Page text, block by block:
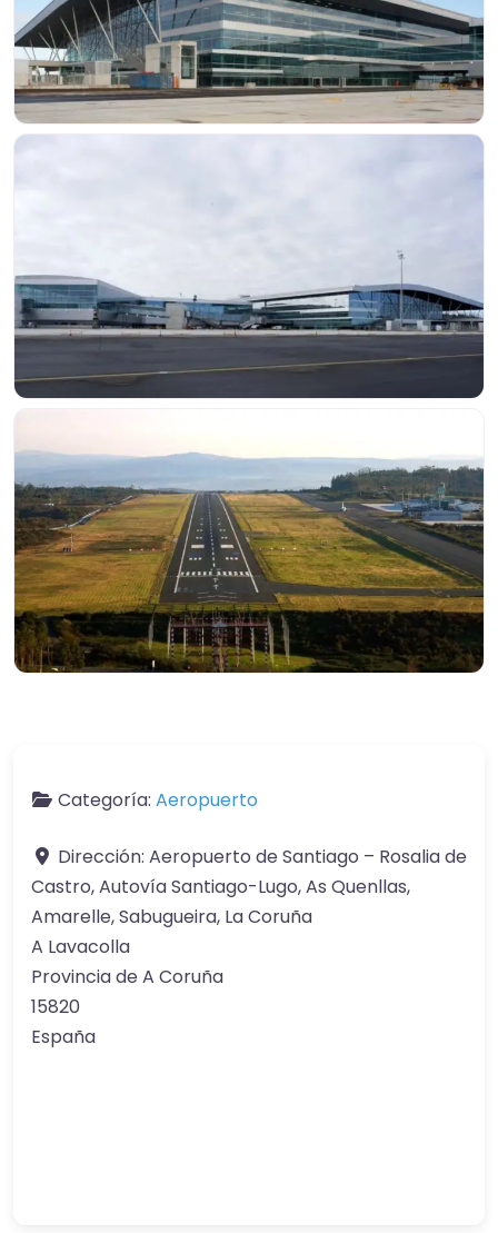
Categoría: Aeropuerto
Dirección: Aeropuerto de Santiago – Rosalia de
Castro, Autovía Santiago-Lugo, As Quenllas,
Amarelle, Sabugueira, La Coruña
A Lavacolla
Provincia de A Coruña
15820
España